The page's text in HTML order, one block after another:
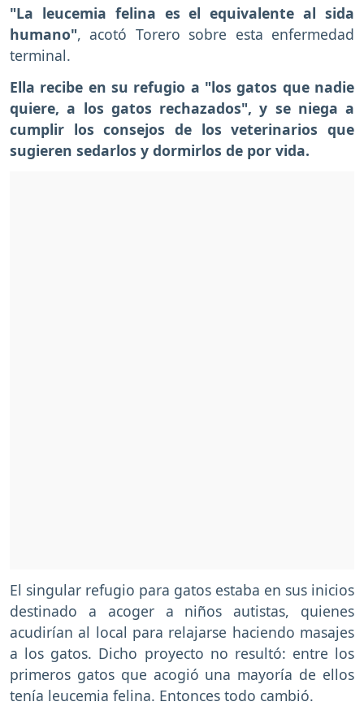
"La leucemia felina es el equivalente al sida
humano", acotó Torero sobre esta enfermedad
terminal.
Ella recibe en su refugio a "los gatos que nadie
quiere, a los gatos rechazados", y se niega a
cumplir los consejos de los veterinarios que
sugieren sedarlos y dormirlos de por vida.
El singular refugio para gatos estaba en sus inicios
destinado a acoger a niños autistas, quienes
acudirían al local para relajarse haciendo masajes
a los gatos. Dicho proyecto no resultó: entre los
primeros gatos que acogió una mayoría de ellos
tenía leucemia felina. Entonces todo cambió.